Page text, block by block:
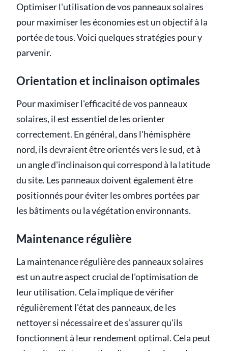
Optimiser l'utilisation de vos panneaux solaires
pour maximiser les économies est un objectif à la
portée de tous. Voici quelques stratégies pour y
parvenir.
Orientation et inclinaison optimales
Pour maximiser l'efficacité de vos panneaux
solaires, il est essentiel de les orienter
correctement. En général, dans l'hémisphère
nord, ils devraient être orientés vers le sud, et à
un angle d'inclinaison qui correspond à la latitude
du site. Les panneaux doivent également être
positionnés pour éviter les ombres portées par
les bâtiments ou la végétation environnants.
Maintenance régulière
La maintenance régulière des panneaux solaires
est un autre aspect crucial de l'optimisation de
leur utilisation. Cela implique de vérifier
régulièrement l'état des panneaux, de les
nettoyer si nécessaire et de s'assurer qu'ils
fonctionnent à leur rendement optimal. Cela peut